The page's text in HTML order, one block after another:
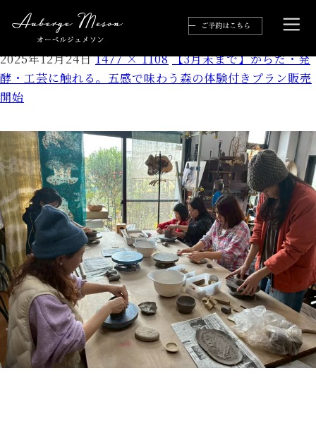
S__442425357
2025年12月24日 1477 × 1108 【3月末まで】からだ・発
酵・工芸に触れる。五感で味わう森の体験付きプラン販売
開始